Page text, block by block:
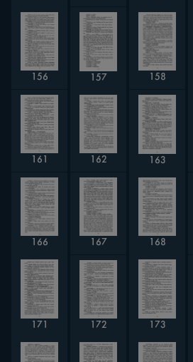
156 157 158
161 162 163
166 167 168
171 172 173